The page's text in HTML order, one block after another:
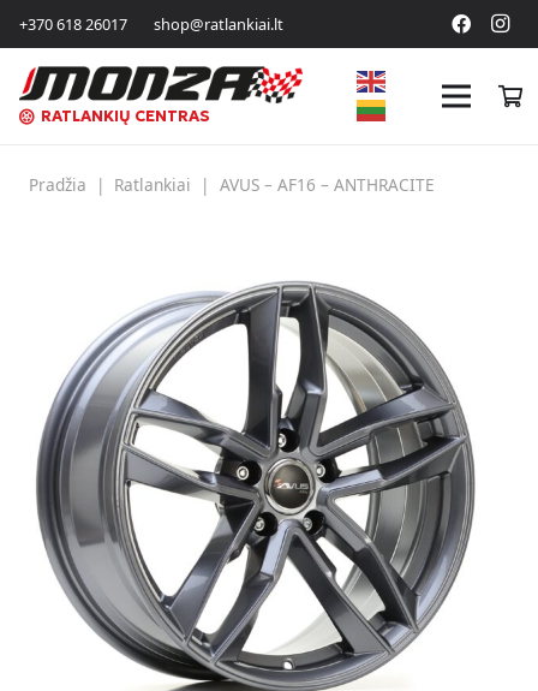
+370 618 26017 shop@ratlankiai.lt
RATLANKIŲ CENTRAS
Pradžia | Ratlankiai | AVUS – AF16 – ANTHRACITE